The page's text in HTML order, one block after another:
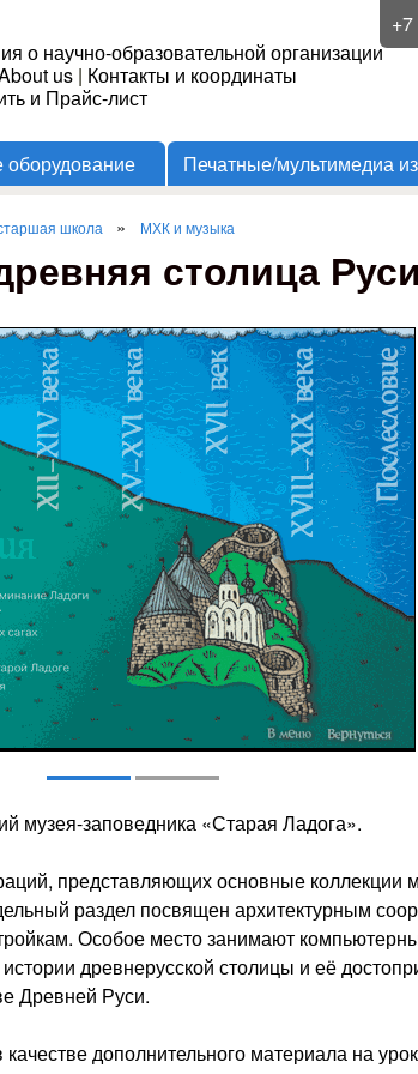
Перейти к основному
содержанию
о научно-образовательной организации
us | Контакты и координаты
и Прайс-лист
оборудование Печатные/мультимедиа
школа » МХК и музыка
столица Руси
музея-заповедника «Старая Ладога».
представляющих основные коллекции
раздел посвящен архитектурным
Особое место занимают
древнерусской столицы и её
Древней Руси.
дополнительного материала на